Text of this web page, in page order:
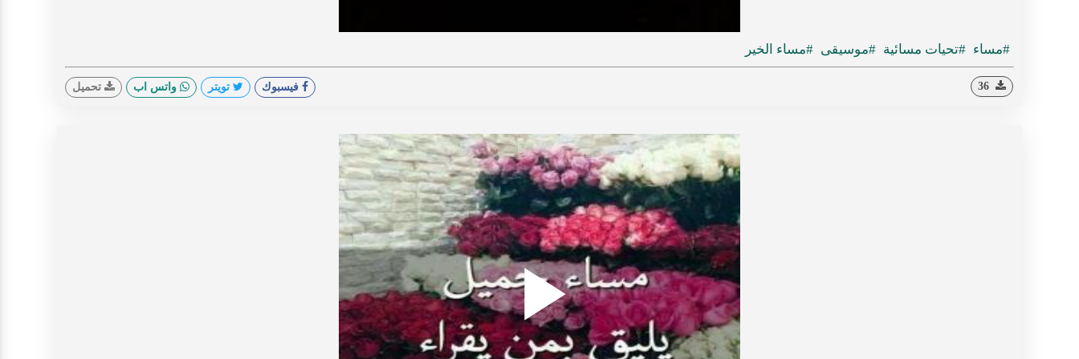
#مساء #تحيات مسائية #موسيقى #مساء الخير
فيسبوك تويتر واتس اب تحميل
Play